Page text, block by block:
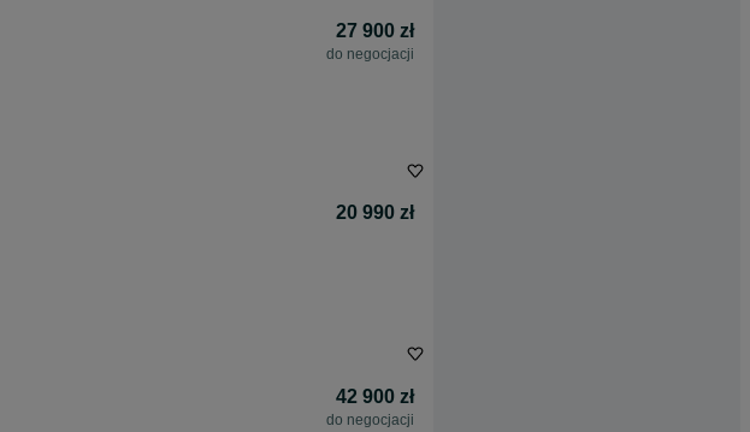
27 900 zł
do negocjacji
20 990 zł
42 900 zł
do negocjacji